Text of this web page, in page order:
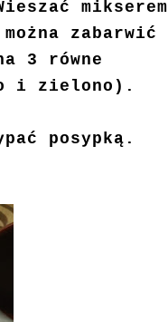
mikserem
zabarwić
3 równe
i zielono).
posypką.